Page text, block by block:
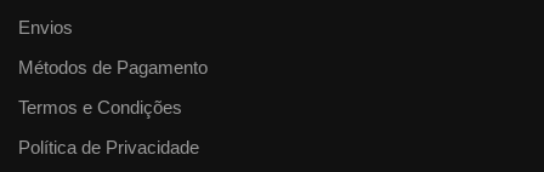
Envios
Métodos de Pagamento
Termos e Condições
Política de Privacidade